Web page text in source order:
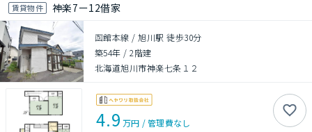
賃貸物件 神楽7ー12借家
函館本線 / 旭川駅 徒歩30分
築54年 /2階建
北海道旭川市神楽七条１２
4.9 万円 /管理費なし